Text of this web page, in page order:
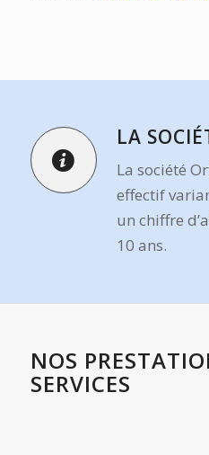
LA
La société
effectif
un chiffre
10 ans.
NOS
SERVICES